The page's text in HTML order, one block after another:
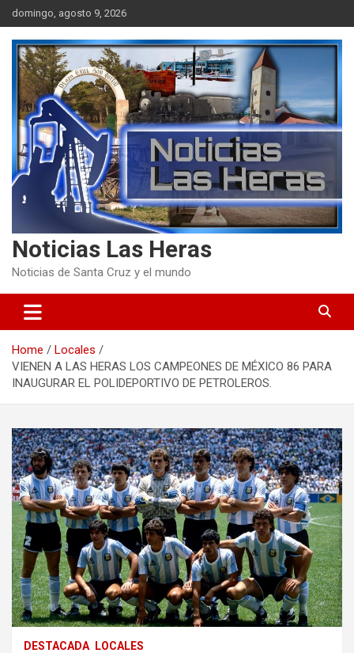
Skip
to
content
domingo, agosto 9, 2026
Noticias Las Heras
Noticias de Santa Cruz y el mundo
Home
Locales
VIENEN A LAS HERAS LOS CAMPEONES DE MÉXICO 86 PARA
INAUGURAR EL POLIDEPORTIVO DE PETROLEROS.
DESTACADA LOCALES